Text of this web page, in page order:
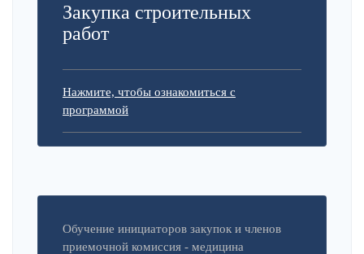
Закупка строительных
работ
Нажмите, чтобы ознакомиться с
программой
Обучение инициаторов закупок и членов
приемочной комиссия - медицина